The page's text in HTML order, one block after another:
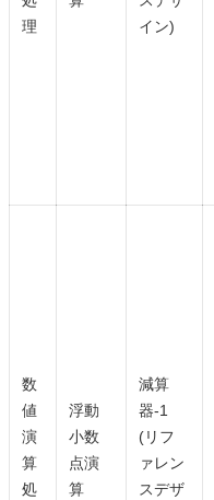
理
イン)
数
値
演
算
処
浮動
小数
点演
算
減算
器-1
(リフ
ァレン
スデザ